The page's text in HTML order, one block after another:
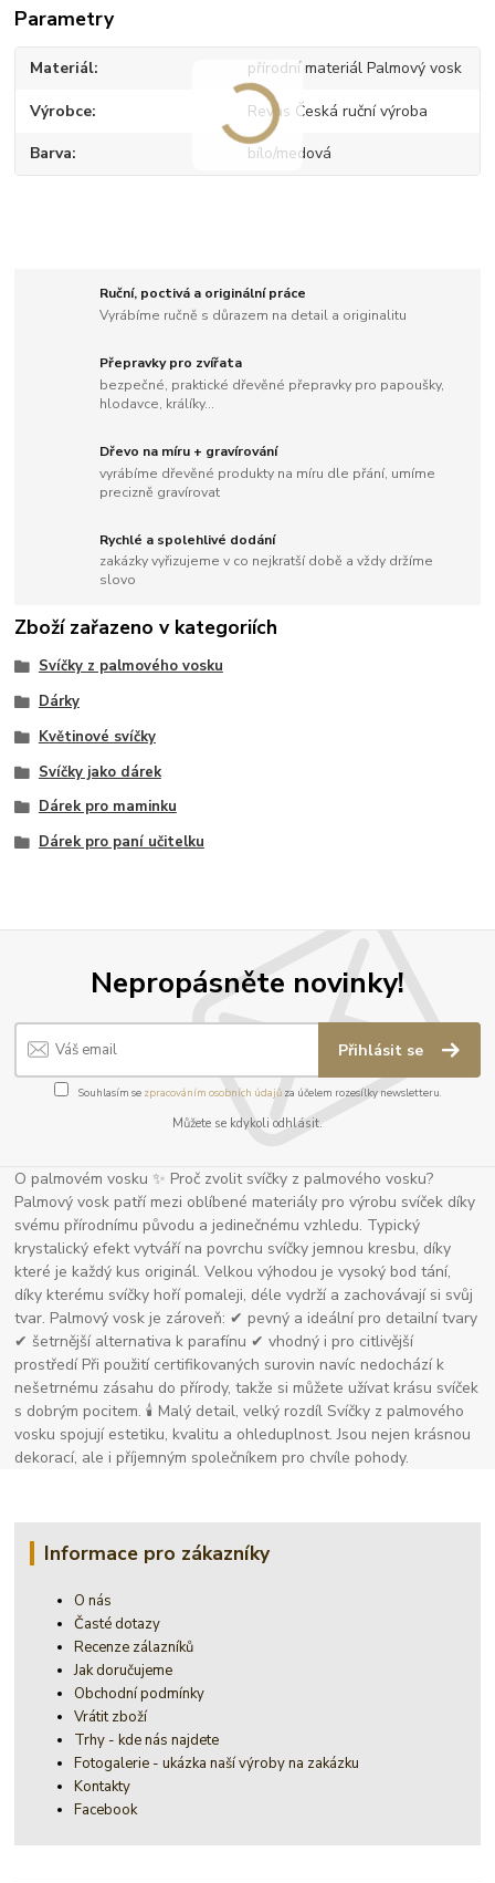
Parametry
Materiál přírodní materiál Palmový vosk
Výrobce Revas Česká ruční výroba
Barva bílo/medová
Ruční, poctivá a originální práce
Vyrábíme ručně s důrazem na detail a originalitu
Přepravky pro zvířata
bezpečné, praktické dřevěné přepravky pro papoušky,
hlodavce, králíky...
Dřevo na míru + gravírování
vyrábíme dřevěné produkty na míru dle přání, umíme
precizně gravírovat
Rychlé a spolehlivé dodání
zakázky vyřizujeme v co nejkratší době a vždy držíme
slovo
Zboží zařazeno v kategoriích
Svíčky z palmového vosku
Dárky
Květinové svíčky
Svíčky jako dárek
Dárek pro maminku
Dárek pro paní učitelku
Nepropásněte novinky!
Přihlásit se
Souhlasím se zpracováním osobních údajůza účelem rozesílky newsletteru.
Můžete se kdykoli odhlásit.
O palmovém vosku ✨ Proč zvolit svíčky z palmového vosku?
Palmový vosk patří mezi oblíbené materiály pro výrobu svíček díky
svému přírodnímu původu a jedinečnému vzhledu. Typický
krystalický efekt vytváří na povrchu svíčky jemnou kresbu, díky
které je každý kus originál. Velkou výhodou je vysoký bod tání,
díky kterému svíčky hoří pomaleji, déle vydrží a zachovávají si svůj
tvar. Palmový vosk je zároveň: ✔ pevný a ideální pro detailní tvary
✔ šetrnější alternativa k parafínu ✔ vhodný i pro citlivější
prostředí Při použití certifikovaných surovin navíc nedochází k
nešetrnému zásahu do přírody, takže si můžete užívat krásu svíček
s dobrým pocitem. 🕯 Malý detail, velký rozdíl Svíčky z palmového
vosku spojují estetiku, kvalitu a ohleduplnost. Jsou nejen krásnou
dekorací, ale i příjemným společníkem pro chvíle pohody.
Informace pro zákazníky
O nás
Časté dotazy
Recenze zálazníků
Jak doručujeme
Obchodní podmínky
Vrátit zboží
Trhy - kde nás najdete
Fotogalerie - ukázka naší výroby na zakázku
Kontakty
Facebook